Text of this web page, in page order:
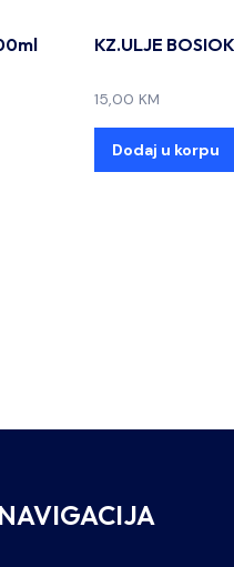
KZ.ULJE
15,00 KM
Dodaj u korpu
NAVIGACIJA